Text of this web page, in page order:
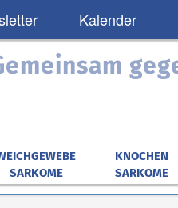
Kalender
SARKOME
KNOCHEN
SARKOME